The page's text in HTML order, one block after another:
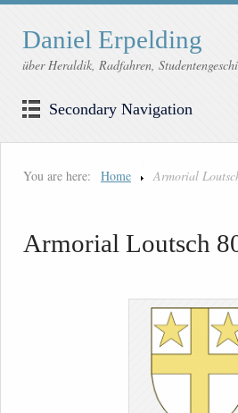
Daniel Erpelding
über Heraldik, Radfahren,
Secondary Navigation
You are here: Home Armorial
Armorial Loutsch